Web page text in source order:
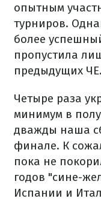
опытным
турниров.
более
пропустила
предыдущих ЧЕ.
Четыре раза
минимум в
дважды наша
финале. К
пока не
годов "сине-
Испании и